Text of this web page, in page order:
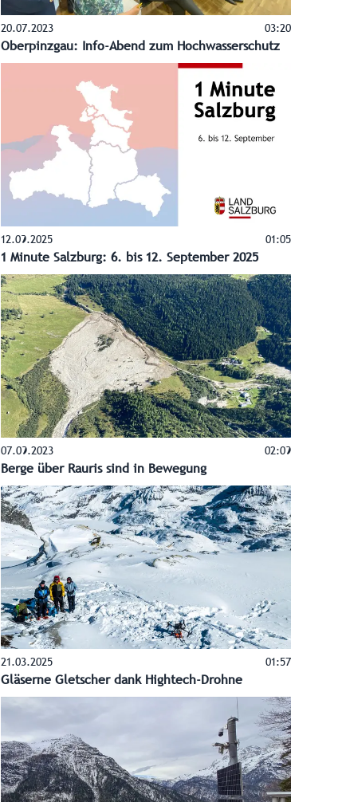
20.07.2023 03:20
Oberpinzgau: Info-Abend zum Hochwasserschutz
12.09.2025 01:05
1 Minute Salzburg: 6. bis 12. September 2025
07.09.2023 02:09
Berge über Rauris sind in Bewegung
21.03.2025 01:57
Gläserne Gletscher dank Hightech-Drohne